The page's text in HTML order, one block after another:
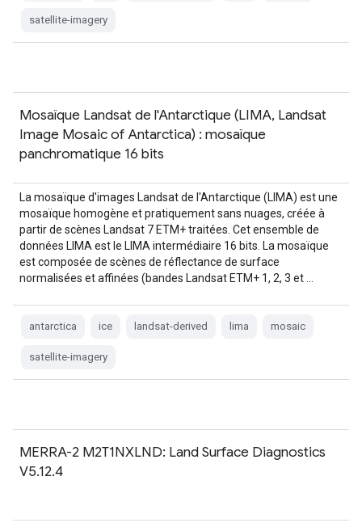
satellite-imagery
Mosaïque Landsat de l'Antarctique (LIMA, Landsat
Image Mosaic of Antarctica) : mosaïque
panchromatique 16 bits
La mosaïque d'images Landsat de l'Antarctique (LIMA) est une
mosaïque homogène et pratiquement sans nuages, créée à
partir de scènes Landsat 7 ETM+ traitées. Cet ensemble de
données LIMA est le LIMA intermédiaire 16 bits. La mosaïque
est composée de scènes de réflectance de surface
normalisées et affinées (bandes Landsat ETM+ 1, 2, 3 et …
antarctica ice landsat-derived lima mosaic
satellite-imagery
MERRA-2 M2T1NXLND: Land Surface Diagnostics
V5.12.4